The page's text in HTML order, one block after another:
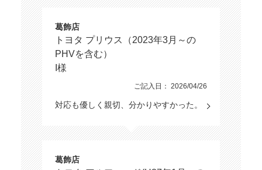
葛飾店
トヨタ プリウス（2023年3月～の
PHVを含む）
I様
ご記入日： 2026/04/26
対応も優しく親切、分かりやすかった。
葛飾店